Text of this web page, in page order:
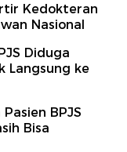
Kedokteran
Nasional
Diduga
Langsung ke
BPJS
Bisa